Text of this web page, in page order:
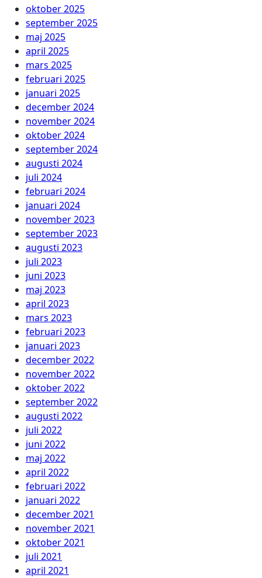
oktober 2025
september 2025
maj 2025
april 2025
mars 2025
februari 2025
januari 2025
december 2024
november 2024
oktober 2024
september 2024
augusti 2024
juli 2024
februari 2024
januari 2024
november 2023
september 2023
augusti 2023
juli 2023
juni 2023
maj 2023
april 2023
mars 2023
februari 2023
januari 2023
december 2022
november 2022
oktober 2022
september 2022
augusti 2022
juli 2022
juni 2022
maj 2022
april 2022
februari 2022
januari 2022
december 2021
november 2021
oktober 2021
juli 2021
april 2021